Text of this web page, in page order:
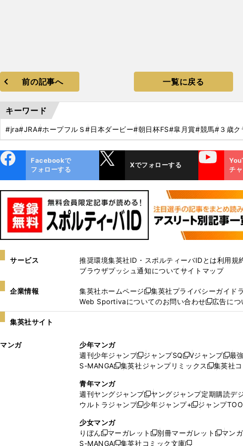
前の記事へ 一覧に戻る
キーワード
#jra#JRA#ホープフルＳ#日本ダービー#朝日杯FS#皐月賞#競馬#３歳ク
ok
Facebookで
フォローする
Xでフォローする
YouTube
チ
サービス 推奨環境集英社ID・スポルティーバIDとは利用規
ブラウザプッシュ通知についてサイトマップ
企業情報 集英社ホームページ
新
し
い
ド
ウ
く
集英社プライバシーガイド
Web Sportivaについてのお問い合わせ
新
し
ン
ド
開
く
広告につ
集英社サイト
マンガ
少年マンガ
週刊少年ジャンプ
新
し
ィ
ン
ウ
で
ジャンプSQ
新
し
ィ
ン
ウ
で
Vジャンプ
新
し
ィ
ン
ウ
で
最
S-MANGA
新
い
ウ
ィ
ン
ド
ウ
集英社ジャンプリミックス
新
ウ
ィ
ド
集英社
青年マンガ
週刊ヤングジャンプ
新
し
ィ
ヤングジャンプ定期購読デ
ウルトラジャンプ
新
ウ
少年ジャンプ+
新
ウ
ジャンプ
少女マンガ
りぼん
新
マーガレット
新
別冊マーガレット新
マン
S-MANGA 集英社コミック文庫